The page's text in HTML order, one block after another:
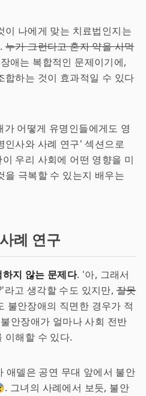
이 나에게 맞는 치료법인지는
.누가 그런다고 혼자 약을 사먹
애는 복합적인 문제이기에,
합하는 것이 효과적일 수 있다
어떻게 유명인들에게도 영
인사와 사례 연구' 섹션으로
우리 사회에 어떤 영향을 미
을 극복할 수 있는지 배우는
례 연구
지 않는 문제다. '아, 그래서
라고 생각할 수도 있지만,잘못
불안장애의 직면한 경우가 적
안장애가 얼마나 사회 전반
이해할 수 있다.
애델은 공연 무대 앞에서 불안
그녀의 사례에서 보듯, 불안